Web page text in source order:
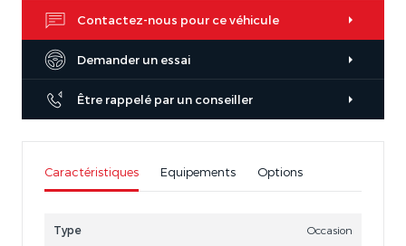
Contactez-nous pour ce véhicule
Demander un essai
Être rappelé par un conseiller
Caractéristiques Equipements Options
Type Occasion